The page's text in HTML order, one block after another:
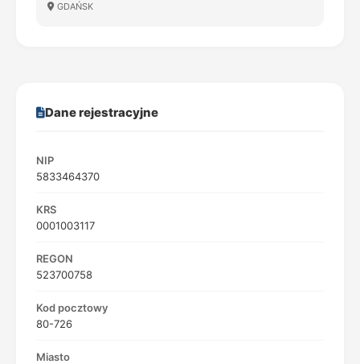
GDAŃSK
Dane rejestracyjne
NIP
5833464370
KRS
0001003117
REGON
523700758
Kod pocztowy
80-726
Miasto